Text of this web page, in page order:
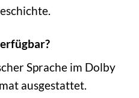
Sprache im Dolby
ausgestattet.